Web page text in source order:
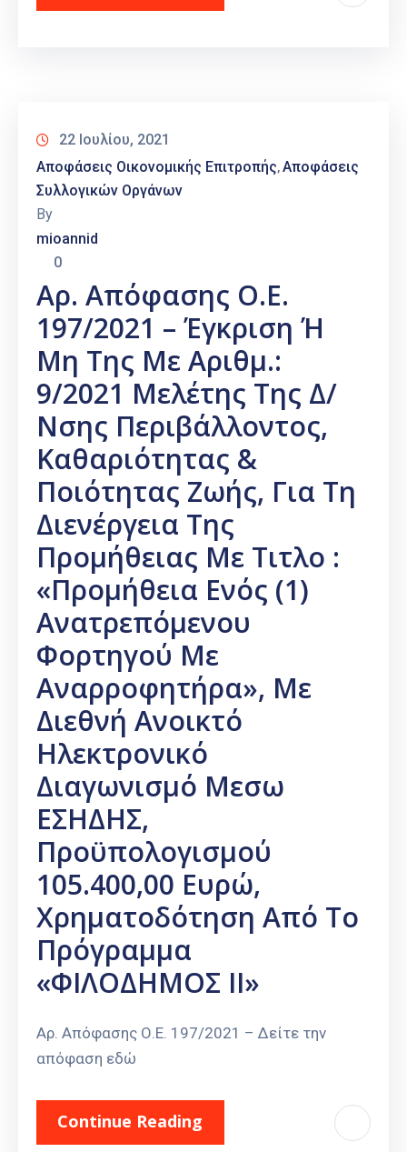
22 Ιουλίου, 2021
Αποφάσεις Οικονομικής Επιτροπής‚Αποφάσεις
Συλλογικών Οργάνων
By
mioannid
0
Αρ. Απόφασης Ο.Ε.
197/2021 – Έγκριση Ή
Μη Της Με Αριθμ.:
9/2021 Μελέτης Της Δ/
Νσης Περιβάλλοντος,
Καθαριότητας &
Ποιότητας Ζωής, Για Τη
Διενέργεια Της
Προμήθειας Με Τιτλο :
«Προμήθεια Ενός (1)
Ανατρεπόμενου
Φορτηγού Με
Αναρροφητήρα», Με
Διεθνή Ανοικτό
Ηλεκτρονικό
Διαγωνισμό Μεσω
ΕΣΗΔΗΣ,
Προϋπολογισμού
105.400,00 Ευρώ,
Χρηματοδότηση Από Το
Πρόγραμμα
«ΦΙΛΟΔΗΜΟΣ ΙΙ»
Αρ. Απόφασης Ο.Ε. 197/2021 – Δείτε την
απόφαση εδώ
Continue Reading